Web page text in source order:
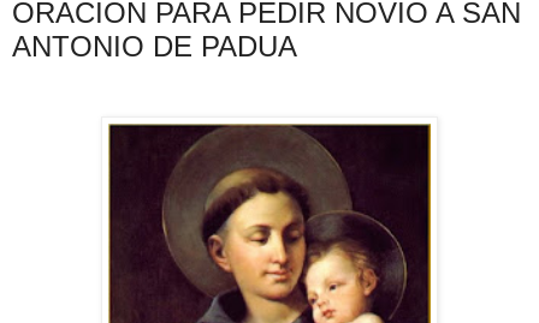
ORACION PARA PEDIR NOVIO A SAN
ANTONIO DE PADUA